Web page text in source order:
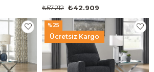
₺42.909
₺57.212
Ücretsiz Kargo
%25